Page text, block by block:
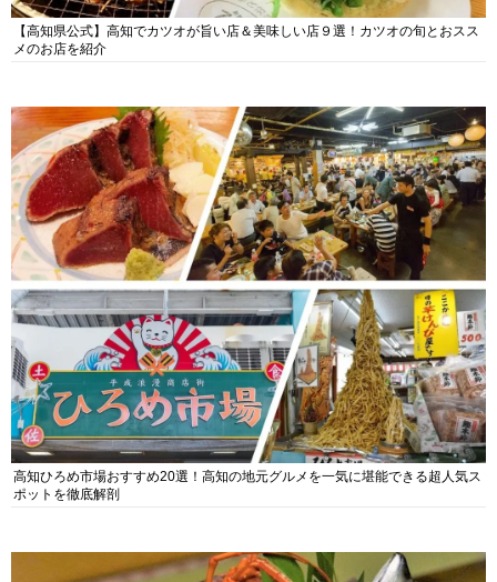
【高知県公式】高知でカツオが旨い店＆美味しい店９選！カツオの旬とおスス
メのお店を紹介
高知ひろめ市場おすすめ20選！高知の地元グルメを一気に堪能できる超人気ス
ポットを徹底解剖